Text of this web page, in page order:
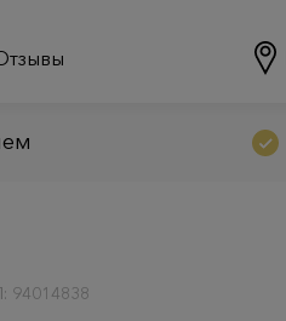
94014838